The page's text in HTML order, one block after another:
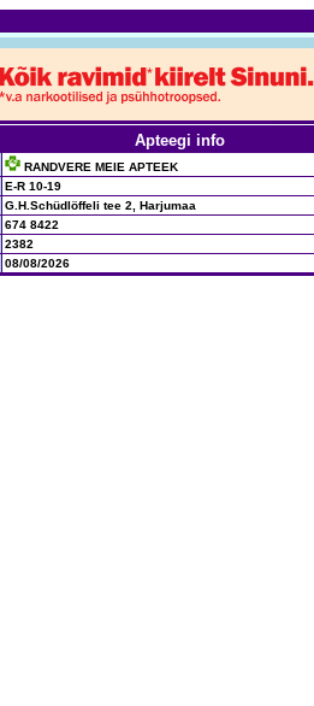
Apteegi info
RANDVERE MEIE APTEEK
E-R 10-19
G.H.Schüdlöffeli tee 2, Harjumaa
674 8422
2382
08/08/2026